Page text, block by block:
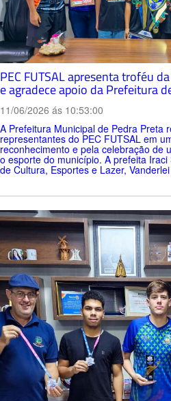
PEC FUTSAL apresenta troféu
e agradece apoio da Prefeitura
11/06/2026 ás 10:53:00
A Prefeitura Municipal de Pedra Preta
representantes do PEC FUTSAL em
reconhecimento e pela celebração de
o esporte do município. A prefeita
de Cultura, Esportes e Lazer,